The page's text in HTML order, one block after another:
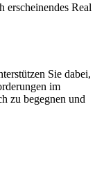
erscheinendes Real
Sie dabei,
im
zu begegnen und